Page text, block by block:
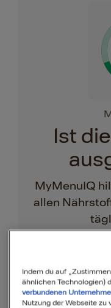
Ist
MyMenuIQ
allen
Indem du auf
ähnlichen Technologien)
verbundenen
Nutzung der Webseite zu